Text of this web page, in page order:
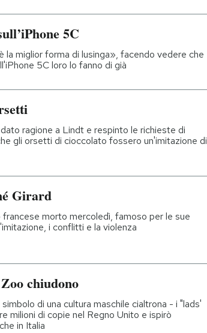
5C
la miglior forma di lusinga», facendo vedere che
5C loro lo fanno di già
ragione a Lindt e respinto le richieste di
gli orsetti di cioccolato fossero un'imitazione di
Girard
morto mercoledì, famoso per le sue
i conflitti e la violenza
chiudono
di una cultura maschile cialtrona - i "lads'
milioni di copie nel Regno Unito e ispirò
in Italia